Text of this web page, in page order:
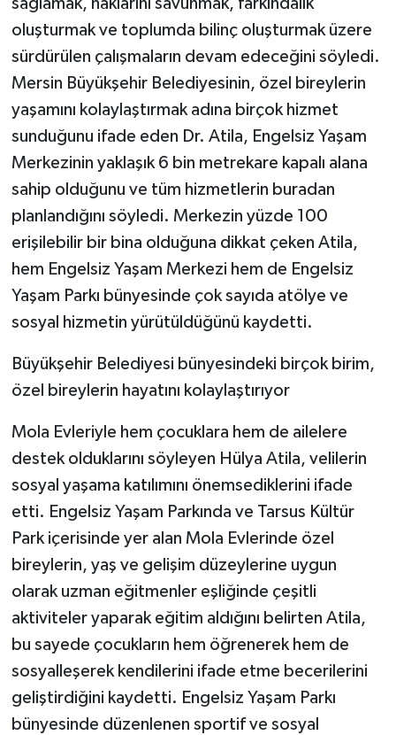
sağlamak, haklarını savunmak, farkındalık
oluşturmak ve toplumda bilinç oluşturmak üzere
sürdürülen çalışmaların devam edeceğini söyledi.
Mersin Büyükşehir Belediyesinin, özel bireylerin
yaşamını kolaylaştırmak adına birçok hizmet
sunduğunu ifade eden Dr. Atila, Engelsiz Yaşam
Merkezinin yaklaşık 6 bin metrekare kapalı alana
sahip olduğunu ve tüm hizmetlerin buradan
planlandığını söyledi. Merkezin yüzde 100
erişilebilir bir bina olduğuna dikkat çeken Atila,
hem Engelsiz Yaşam Merkezi hem de Engelsiz
Yaşam Parkı bünyesinde çok sayıda atölye ve
sosyal hizmetin yürütüldüğünü kaydetti.
Büyükşehir Belediyesi bünyesindeki birçok birim,
özel bireylerin hayatını kolaylaştırıyor
Mola Evleriyle hem çocuklara hem de ailelere
destek olduklarını söyleyen Hülya Atila, velilerin
sosyal yaşama katılımını önemsediklerini ifade
etti. Engelsiz Yaşam Parkında ve Tarsus Kültür
Park içerisinde yer alan Mola Evlerinde özel
bireylerin, yaş ve gelişim düzeylerine uygun
olarak uzman eğitmenler eşliğinde çeşitli
aktiviteler yaparak eğitim aldığını belirten Atila,
bu sayede çocukların hem öğrenerek hem de
sosyalleşerek kendilerini ifade etme becerilerini
geliştirdiğini kaydetti. Engelsiz Yaşam Parkı
bünyesinde düzenlenen sportif ve sosyal